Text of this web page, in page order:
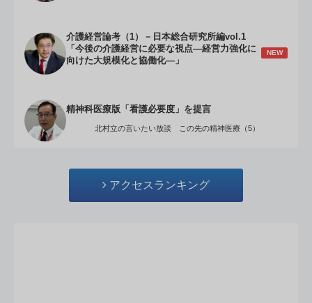
介護経営論考（1）－日本総合研究所編vol.1
「今後の介護経営に必要な視点―経営力強化に
向けた大規模化と協働化―」
NEW
精神科医療版「看護必要度」を提言
北村立の言いたい放談 この先の精神医療（5）
アクセスランキング